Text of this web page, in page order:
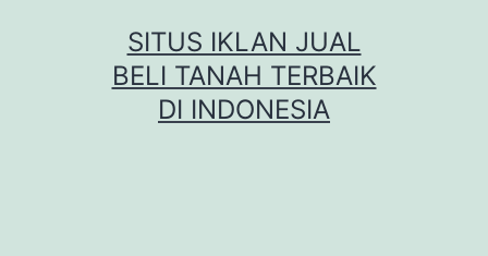
SITUS IKLAN JUAL
BELI TANAH TERBAIK
DI INDONESIA